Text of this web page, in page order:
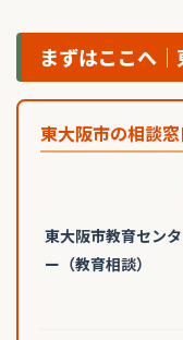
まずはここへ
東大阪市の相談
東大阪市教育センタ
ー（教育相談）